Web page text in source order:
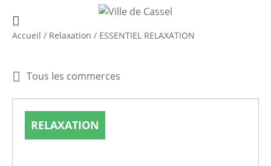
Accueil / Relaxation / ESSENTIEL RELAXATION
Tous les commerces
RELAXATION